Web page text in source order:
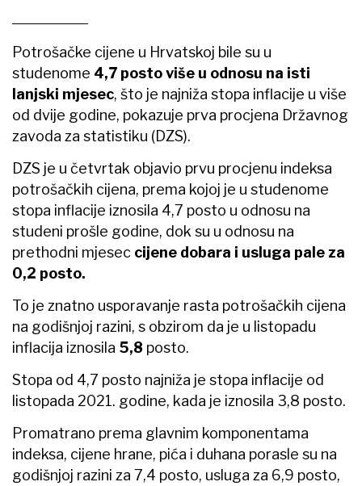
Potrošačke cijene u Hrvatskoj bile su u
studenome 4,7 posto više u odnosu na isti
lanjski mjesec, što je najniža stopa inflacije u više
od dvije godine, pokazuje prva procjena Državnog
zavoda za statistiku (DZS).
DZS je u četvrtak objavio prvu procjenu indeksa
potrošačkih cijena, prema kojoj je u studenome
stopa inflacije iznosila 4,7 posto u odnosu na
studeni prošle godine, dok su u odnosu na
prethodni mjesec cijene dobara i usluga pale za
0,2 posto.
To je znatno usporavanje rasta potrošačkih cijena
na godišnjoj razini, s obzirom da je u listopadu
inflacija iznosila 5,8 posto.
Stopa od 4,7 posto najniža je stopa inflacije od
listopada 2021. godine, kada je iznosila 3,8 posto.
Promatrano prema glavnim komponentama
indeksa, cijene hrane, pića i duhana porasle su na
godišnjoj razini za 7,4 posto, usluga za 6,9 posto,